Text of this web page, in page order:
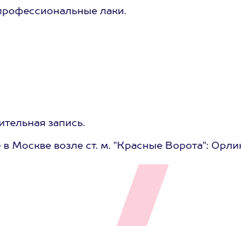
лаки.
запись.
Москве возле ст. м. "Красные Ворота":